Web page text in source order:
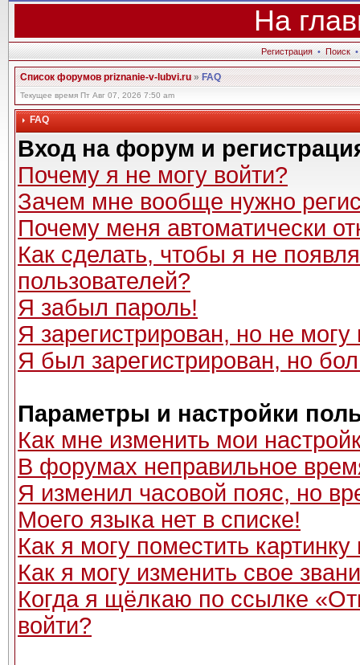
На
Регистрация • Поиск •
Список форумов priznanie-v-lubvi.ru»FAQ
Текущее время Пт Авг 07, 2026 7:50 am
FAQ
Вход на форум и
Почему я не могу войти?
Зачем мне вообще нужно
Почему меня автоматически
Как сделать, чтобы я не
пользователей?
Я забыл пароль!
Я зарегистрирован, но не могу
Я был зарегистрирован, но
Параметры и настройки
Как мне изменить мои
В форумах неправильное
Я изменил часовой пояс, но
Моего языка нет в списке!
Как я могу поместить
Как я могу изменить свое
Когда я щёлкаю по ссылке
войти?